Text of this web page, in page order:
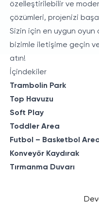
özelleştirilebilir ve
çözümleri, projenizi
Sizin için en uygun oyun
bizimle iletişime geçin
atın!
İçindekiler
Trambolin Park
Top Havuzu
Soft Play
Toddler Area
Futbol – Basketbol
Konveyör Kaydırak
Tırmanma Duvarı